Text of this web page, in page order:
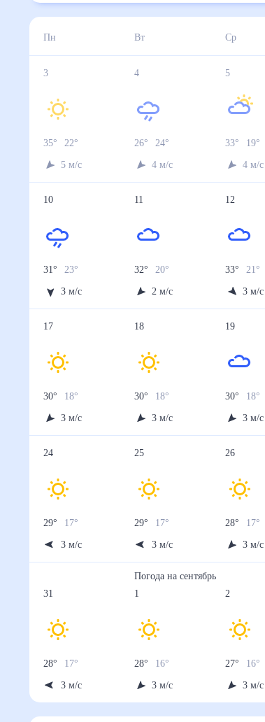
Пн Вт Ср
3
35° 22°
5 м/с
4
26° 24
4 м/с
5
33° 19°
4 м/с
10
31° 23°
3 м/с
11
32° 20
2 м/с
12
33° 21°
3 м/с
17
30° 18°
3 м/с
18
30° 18°
3 м/с
19
30° 18°
3 м/с
24
29° 17°
3 м/с
25
29° 17°
3 м/с
26
28° 17°
3 м/с
31
28° 17°
3 м/с
Погода насентябрь
1
28° 16°
3 м/с
2
27° 16°
3 м/с